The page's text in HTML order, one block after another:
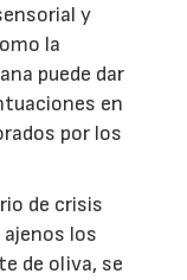
y
la
puede dar
en
por los
de crisis
ajenos los
de oliva, se